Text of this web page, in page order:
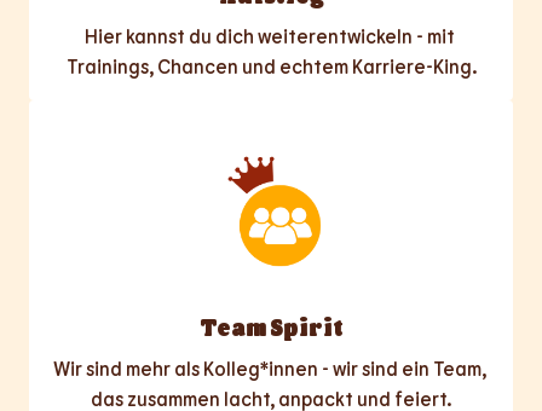
Hier kannst du dich weiterentwickeln - mit
Trainings, Chancen und echtem Karriere-King.
Team Spirit
Wir sind mehr als Kolleg*innen - wir sind ein Team,
das zusammen lacht, anpackt und feiert.